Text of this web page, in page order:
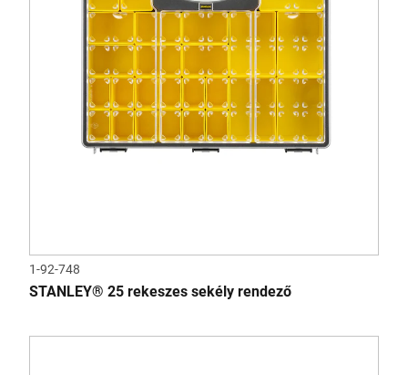
1-92-748
STANLEY® 25 rekeszes sekély rendező